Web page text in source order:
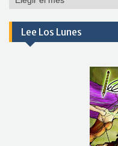
Lee Los Lunes